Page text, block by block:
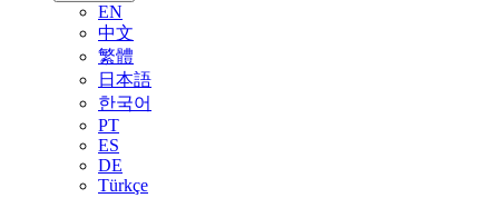
EN
中文
繁體
日本語
한국어
PT
ES
DE
Türkçe